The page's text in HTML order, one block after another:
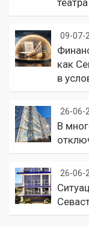
09-07-
как
в
26-06-
В
26-06-